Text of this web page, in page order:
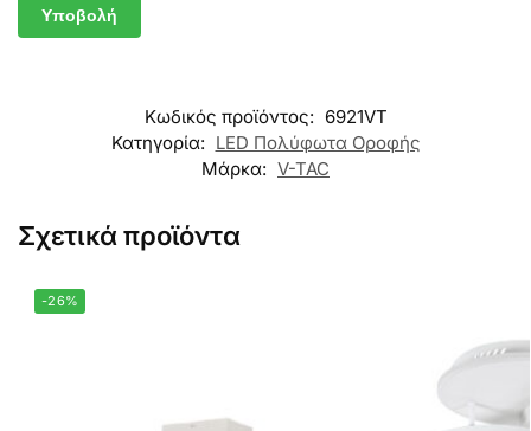
Κωδικός προϊόντος: 6921VT
Κατηγορία: LED Πολύφωτα Οροφής
Μάρκα: V-TAC
Σχετικά προϊόντα
-26%